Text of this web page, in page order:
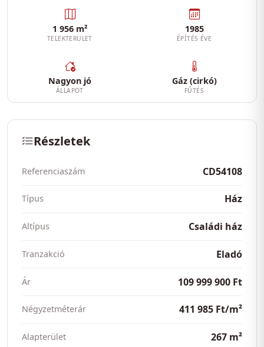
1 956 m²
TELEKTERÜLET
1985
ÉPÍTÉS ÉVE
Nagyon jó
ÁLLAPOT
Gáz (cirkó)
FŰTÉS
Részletek
Referenciaszám CD54108
Típus Ház
Altípus Családi ház
Tranzakció Eladó
Ár 109 999 900 Ft
Négyzetméterár 411 985 Ft/m²
Alapterület 267 m²